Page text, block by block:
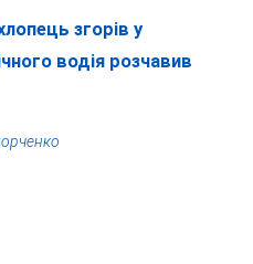
згорів у
водія розчавив